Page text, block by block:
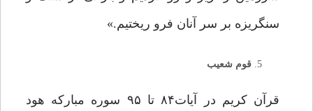
سنگریزه بر سر آنان فرو ریختیم.»
قوم شعیب
قرآن کریم در آیات۸۴ تا ۹۵ سوره مبارکه هود